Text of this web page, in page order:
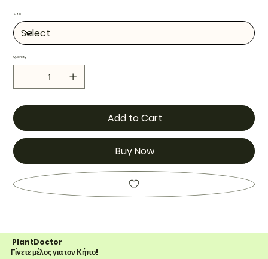
Size
Quantity
Add to Cart
Buy Now
PlantDoctor
Γίνετε μέλος για τον Κήπο!